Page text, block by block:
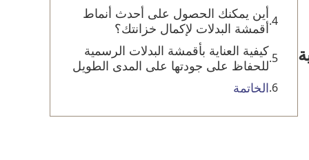
أين يمكنك الحصول على أحدث أنماط
أقمشة البدلات لإكمال خزانتك؟
كيفية العناية بأقمشة البدلات الرسمية
للحفاظ على جودتها على المدى الطويل
الخاتمة